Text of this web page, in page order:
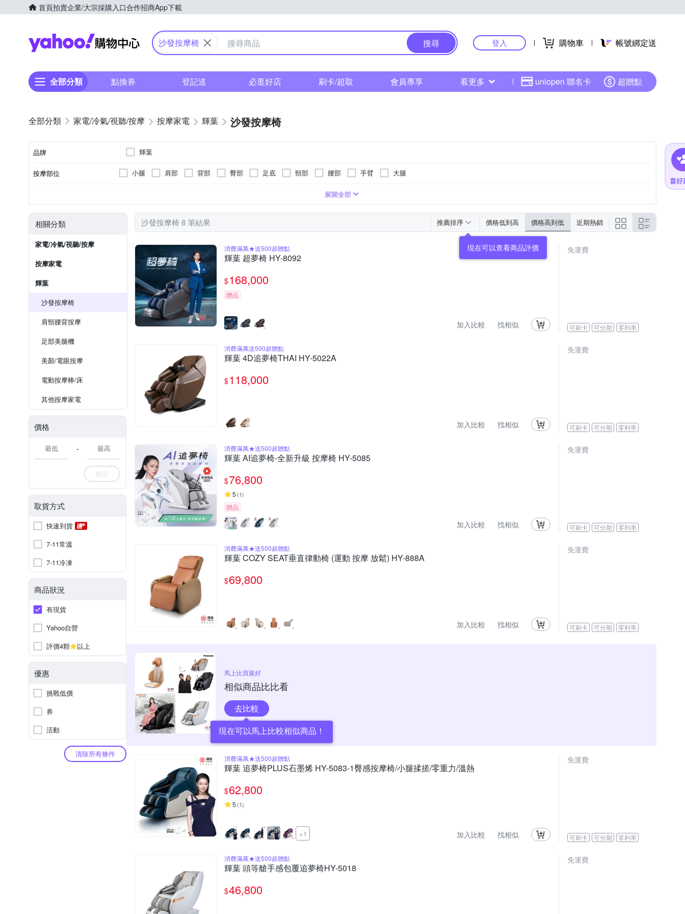
首頁拍賣企業/大宗採購入口合作招商App下載
Yahoo購物中心
沙發按摩椅 搜尋 登入 購物車 帳號綁定送
全部分類 點換券 登記送 必逛好店 刷卡/超取 會員專享 看更多 uniopen 聯名卡 超贈點
家電/冷氣/視聽/按摩 按摩家電 輝葉 沙發按摩椅
品牌 輝葉
按摩部位 小腿 肩部 背部 臀部 足底 頸部 腰部 手臂 大腿
展開全部
相關分類
家電/冷氣/視聽/按摩
按摩家電
輝葉
沙發按摩椅
肩頸腰背按摩
足部美腿機
美顏/電眼按摩
電動按摩棒/床
其他按摩家電
價格
-
確定
取貨方式
快速到貨
7-11常溫
7-11冷凍
商品狀況
有現貨
Yahoo自營
評價4顆
以上
優惠
挑戰低價
券
活動
清除所有條件
沙發按摩椅 8 筆結果 推薦排序 價格低到高 價格高到低 近期熱銷
現在可以查看商品評價
消費滿萬★送500超贈點
輝葉 超夢椅 HY-8092
$168,000
贈品
加入比較 找相似
免運費
可刷卡 可分期 零利率
消費滿萬送500超贈點
輝葉 4D追夢椅THAI HY-5022A
$118,000
加入比較 找相似
免運費
可刷卡 可分期 零利率
消費滿萬★送500超贈點
輝葉 AI追夢椅-全新升級 按摩椅 HY-5085
$76,800
5 (1)
贈品
加入比較 找相似
免運費
可刷卡 可分期 零利率
消費滿萬★送500超贈點
輝葉 COZY SEAT垂直律動椅 (運動 按摩 放鬆) HY-888A
$69,800
加入比較 找相似
免運費
可刷卡 可分期 零利率
馬上比買最好
相似商品比比看
去比較
現在可以馬上比較相似商品！
消費滿萬★送500超贈點
輝葉 追夢椅PLUS石墨烯 HY-5083-1臀感按摩椅/小腿揉搓/零重力/溫熱
$62,800
5 (1)
+1 加入比較 找相似
免運費
可刷卡 可分期 零利率
消費滿萬★送500超贈點
輝葉 頭等艙手感包覆追夢椅HY-5018
$46,800
免運費